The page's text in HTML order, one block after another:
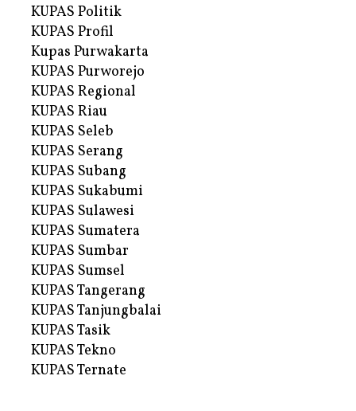
KUPAS Politik
KUPAS Profil
Kupas Purwakarta
KUPAS Purworejo
KUPAS Regional
KUPAS Riau
KUPAS Seleb
KUPAS Serang
KUPAS Subang
KUPAS Sukabumi
KUPAS Sulawesi
KUPAS Sumatera
KUPAS Sumbar
KUPAS Sumsel
KUPAS Tangerang
KUPAS Tanjungbalai
KUPAS Tasik
KUPAS Tekno
KUPAS Ternate